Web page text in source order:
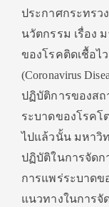
ประกาศกระทรว
นวัตกรรม เรื่อง
ของโรคติดเชื้อไ
(Coronavirus
ปฏิบัติการของส
ระบาดของโรคโ
ไปแล้วนั้น มหาวิ
ปฏิบัติในการจัด
การแพร่ระบาดข
แนวทางในการจั